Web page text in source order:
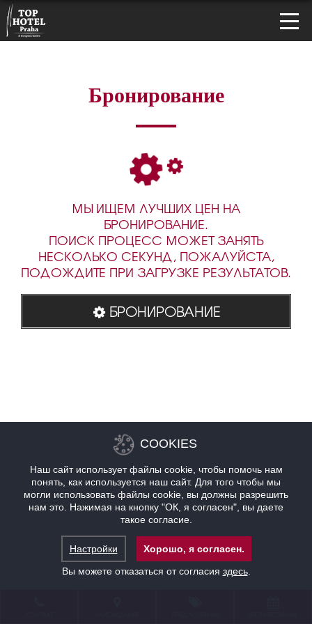
Бронирование
МЫ ИЩЕМ ЛУЧШИХ ЦЕН НА
БРОНИРОВАНИЕ.
ПОИСК ПРОЦЕСС МОЖЕТ ЗАНЯТЬ
НЕСКОЛЬКО СЕКУНД, ПОЖАЛУЙСТА,
ПОДОЖДИТЕ ПРИ ЗАГРУЗКЕ РЕЗУЛЬТАТОВ.
БРОНИРОВАНИЕ
COOKIES
Наш сайт использует файлы cookie, чтобы помочь нам
понять, как используется наш сайт. Для того чтобы мы
могли использовать файлы cookie, вы должны разрешить
нам это. Нажимая на кнопку "ОК, я согласен", вы даете
такое согласие.
Настройки
Хорошо, я согласен.
Вы можете отказаться от согласия здесь.